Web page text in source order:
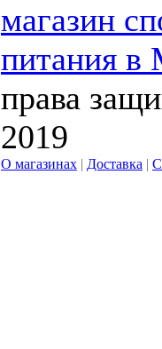
магазин
питания в
права
2019
О магазинах | Доставка |